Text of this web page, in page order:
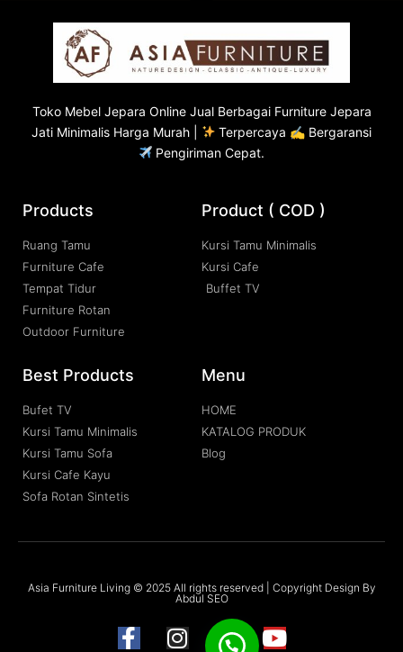
Toko Mebel Jepara Online Jual Berbagai Furniture Jepara
Jati Minimalis Harga Murah |
Terpercaya ✍ Bergaransi
Pengiriman Cepat.
Products
Ruang Tamu
Furniture Cafe
Tempat Tidur
Furniture Rotan
Outdoor Furniture
Product ( COD )
Kursi Tamu Minimalis
Kursi Cafe
Buffet TV
Best Products
Bufet TV
Kursi Tamu Minimalis
Kursi Tamu Sofa
Kursi Cafe Kayu
Sofa Rotan Sintetis
Menu
HOME
KATALOG PRODUK
Blog
Asia Furniture Living © 2025 All rights reserved | Copyright Design By
Abdul SEO